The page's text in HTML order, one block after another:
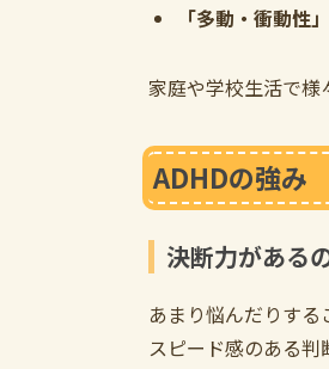
「多動・衝動性」
家庭や学校生活で
ADHDの強み
決断力がある
あまり悩んだりする
スピード感のある